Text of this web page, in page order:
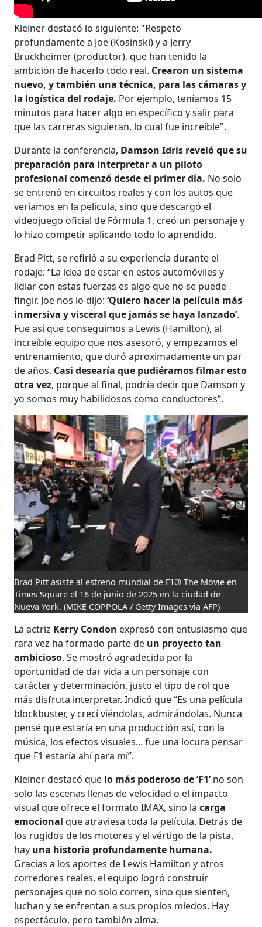
Kleiner destacó lo siguiente: "Respeto
profundamente a Joe (Kosinski) y a Jerry
Bruckheimer (productor), que han tenido la
ambición de hacerlo todo real. Crearon un sistema
nuevo, y también una técnica, para las cámaras y
la logística del rodaje. Por ejemplo, teníamos 15
minutos para hacer algo en específico y salir para
que las carreras siguieran, lo cual fue increíble".
Durante la conferencia, Damson Idris reveló que su
preparación para interpretar a un piloto
profesional comenzó desde el primer día. No solo
se entrenó en circuitos reales y con los autos que
veríamos en la película, sino que descargó el
videojuego oficial de Fórmula 1, creó un personaje y
lo hizo competir aplicando todo lo aprendido.
Brad Pitt, se refirió a su experiencia durante el
rodaje: “La idea de estar en estos automóviles y
lidiar con estas fuerzas es algo que no se puede
fingir. Joe nos lo dijo:‘Quiero hacer la película más
inmersiva y visceral que jamás se haya lanzado’.
Fue así que conseguimos a Lewis (Hamilton), al
increíble equipo que nos asesoró, y empezamos el
entrenamiento, que duró aproximadamente un par
de años. Casi desearía que pudiéramos filmar esto
otra vez, porque al final, podría decir que Damson y
yo somos muy habilidosos como conductores”.
Brad Pitt asiste al estreno mundial de F1® The Movie en
Times Square el 16 de junio de 2025 en la ciudad de
Nueva York. (MIKE COPPOLA / Getty Images via AFP)
La actriz Kerry Condon expresó con entusiasmo que
rara vez ha formado parte de un proyecto tan
ambicioso. Se mostró agradecida por la
oportunidad de dar vida a un personaje con
carácter y determinación, justo el tipo de rol que
más disfruta interpretar. Indicó que “Es una película
blockbuster, y crecí viéndolas, admirándolas. Nunca
pensé que estaría en una producción así, con la
música, los efectos visuales... fue una locura pensar
que F1 estaría ahí para mí”.
Kleiner destacó que lo más poderoso de ‘F1’no son
solo las escenas llenas de velocidad o el impacto
visual que ofrece el formato IMAX, sino la carga
emocional que atraviesa toda la película. Detrás de
los rugidos de los motores y el vértigo de la pista,
hay una historia profundamente humana.
Gracias a los aportes de Lewis Hamilton y otros
corredores reales, el equipo logró construir
personajes que no solo corren, sino que sienten,
luchan y se enfrentan a sus propios miedos. Hay
espectáculo, pero también alma.